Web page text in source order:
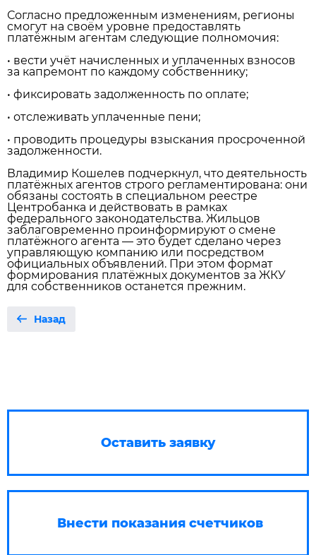
Согласно предложенным изменениям, регионы
смогут на своём уровне предоставлять
платёжным агентам следующие полномочия:
• вести учёт начисленных и уплаченных взносов
за капремонт по каждому собственнику;
• фиксировать задолженность по оплате;
• отслеживать уплаченные пени;
• проводить процедуры взыскания просроченной
задолженности.
Владимир Кошелев подчеркнул, что деятельность
платёжных агентов строго регламентирована: они
обязаны состоять в специальном реестре
Центробанка и действовать в рамках
федерального законодательства. Жильцов
заблаговременно проинформируют о смене
платёжного агента — это будет сделано через
управляющую компанию или посредством
официальных объявлений. При этом формат
формирования платёжных документов за ЖКУ
для собственников останется прежним.
Назад
Оставить заявку
Внести показания счетчиков